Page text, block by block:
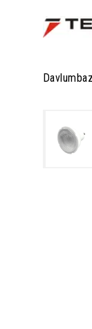
Davlumbaz